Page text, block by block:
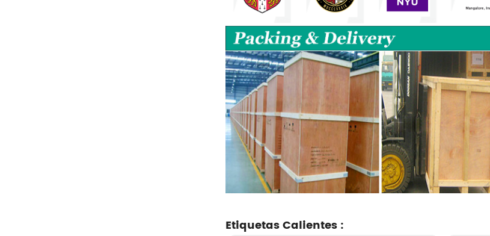
Etiquetas Calientes :